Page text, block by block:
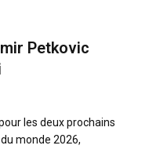
Petkovic
les deux prochains
monde 2026,